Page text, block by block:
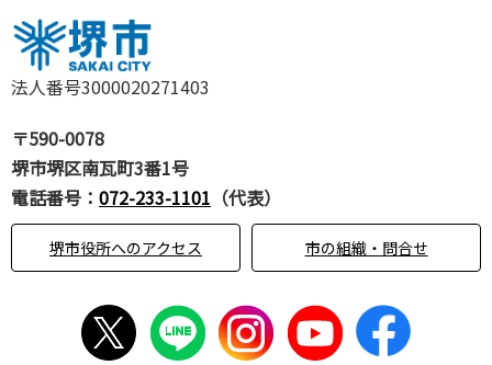
法人番号3000020271403
〒590-0078
堺市堺区南瓦町3番1号
電話番号： 072-233-1101 （代表）
堺市役所へのアクセス 市の組織・問合せ